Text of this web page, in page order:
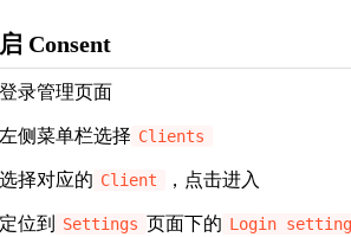
Consent
登录管理页面
左侧菜单栏选择 Clients
选择对应的 Client ，点击进入
定位到 Settings 页面下的 Login